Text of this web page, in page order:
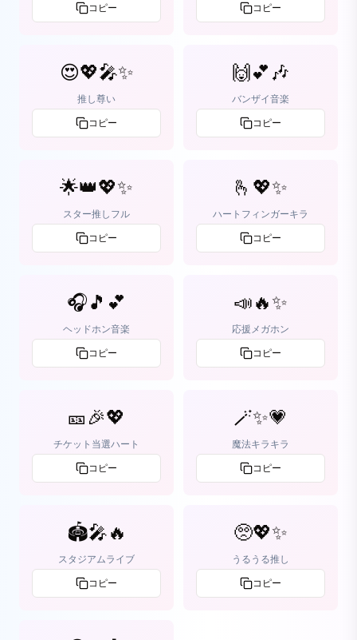
コピー コピー
😍💖🎤✨
推し尊い
コピー
🙌💕🎶
バンザイ音楽
コピー
🌟👑💖✨
スター推しフル
コピー
🫰💖✨
ハートフィンガーキラ
コピー
🎧🎵💕
ヘッドホン音楽
コピー
📣🔥✨
応援メガホン
コピー
🎫🎉💖
チケット当選ハート
コピー
🪄✨💗
魔法キラキラ
コピー
🏟️🎤🔥
スタジアムライブ
コピー
🥺💖✨
うるうる推し
コピー